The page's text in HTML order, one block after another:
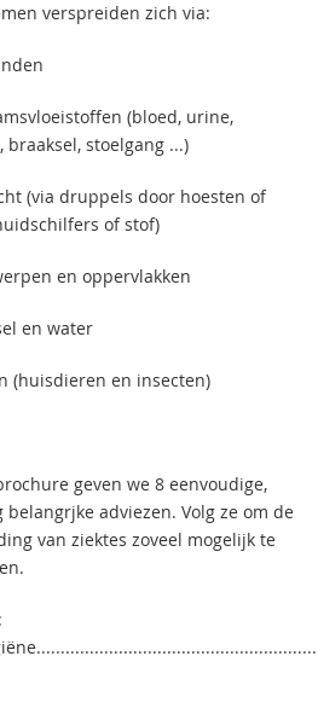
verspreiden zich via:
(bloed, urine,
braaksel, stoelgang ...)
(via druppels door hoesten of
of stof)
en oppervlakken
en water
(huisdieren en insecten)
geven we 8 eenvoudige,
belangrjke adviezen. Volg ze om de
van ziektes zoveel mogelijk te